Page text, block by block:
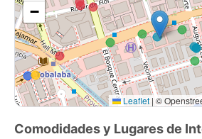
una de las zonas más cotizadas de la
de UF 0,45/m2 posee un arriendo de
un valor muy atractivo y conveniente,
parámetros de Ubicación//Calidad//
Contáctanos para más información y
mismo! Esta oficina no estará
Superficies y características han sido
−
Leaflet |©
Comodidades y Lugares de